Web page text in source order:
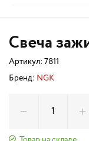
Свеча
Артикул: 7811
Бренд: NGK